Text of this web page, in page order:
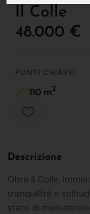
Il Colle
48.000 €
PUNTI CHIAVE:
110 m2
Descrizione
Oltre il Colle,
tranquillità e
stato di